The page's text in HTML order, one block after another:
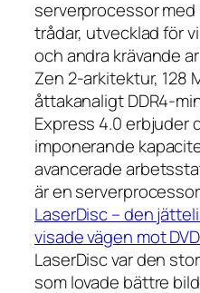
serverprocessor med
trådar, utvecklad för
och andra krävande
Zen 2-arkitektur, 128
åttakanaligt DDR4-
Express 4.0 erbjuder
imponerande
avancerade
är en
LaserDisc – den
visade vägen mot DVD
LaserDisc var den
som lovade bättre